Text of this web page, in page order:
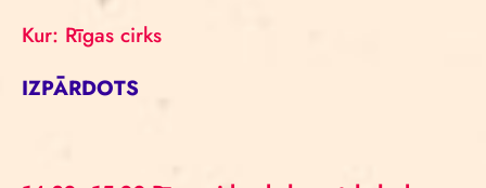
Kur: Rīgas cirks
IZPĀRDOTS